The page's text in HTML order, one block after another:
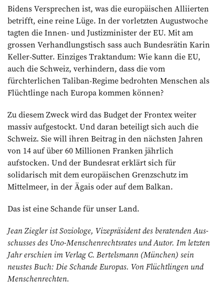
Bidens Versprechen ist, was die europäischen Alliierten
betrifft, eine reine Lüge. In der vorletzten Augustwoche
tagten die Innen- und Justizminister der EU. Mit am
grossen Verhandlungstisch sass auch Bundesrätin Karin
Keller-Sutter. Einziges Traktandum: Wie kann die EU,
auch die Schweiz, verhindern, dass die vom
fürchterlichen Taliban-Regime bedrohten Menschen als
Flüchtlinge nach Europa kommen können?
Zu diesem Zweck wird das Budget der Frontex weiter
massiv aufgestockt. Und daran beteiligt sich auch die
Schweiz. Sie will ihren Beitrag in den nächsten Jahren
von 14 auf über 60 Millionen Franken jährlich
aufstocken. Und der Bundesrat erklärt sich für
solidarisch mit dem europäischen Grenzschutz im
Mittelmeer, in der Ägais oder auf dem Balkan.
Das ist eine Schande für unser Land.
Jean Ziegler ist Soziologe, Vizepräsident des beratenden Aus­
schusses des Uno-Menschenrechtsrates und Autor. Im letzten
Jahr erschien im Verlag C. Bertelsmann (München) sein
neustes Buch: Die Schande Europas. Von Flüchtlingen und
Menschenrechten.